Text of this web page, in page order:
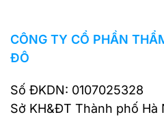
CÔNG TY CỔ PHẦN
ĐÔ
Số ĐKDN: 0107025328
Sở KH&ĐT Thành phố Hà